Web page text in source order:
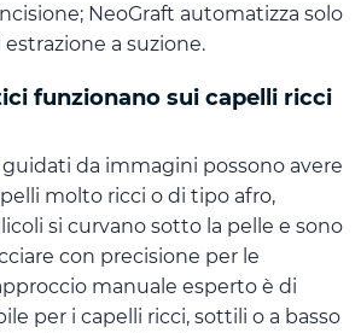
NeoGraft automatizza solo
a suzione.
funzionano sui capelli ricci
da immagini possono avere
molto ricci o di tipo afro,
si curvano sotto la pelle e sono
con precisione per le
manuale esperto è di
per i capelli ricci, sottili o a basso